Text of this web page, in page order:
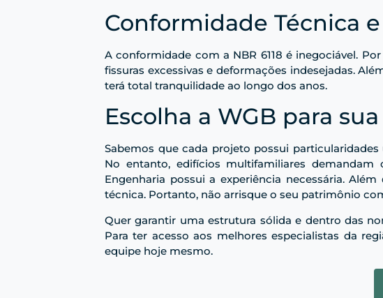
Conformidade Técnica
A conformidade com a NBR 6118 é inegociável.
fissuras excessivas e deformações indesejadas.
terá total tranquilidade ao longo dos anos.
Escolha a WGB para
Sabemos que cada projeto possui
No entanto, edifícios multifamiliares
Engenharia possui a experiência necessária.
técnica. Portanto, não arrisque o seu patrimônio
Quer garantir uma estrutura sólida e dentro das
Para ter acesso aos melhores especialistas da
equipe hoje mesmo.